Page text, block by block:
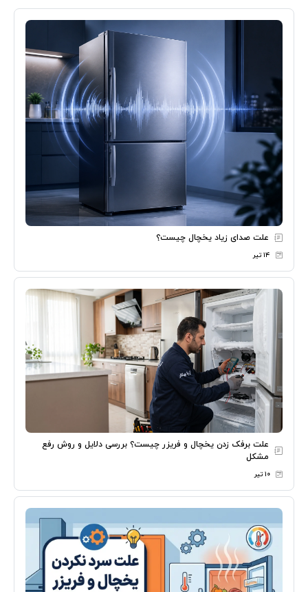
علت صدای زیاد یخچال چیست؟
۱۴ تیر
علت برفک زدن یخچال و فریزر چیست؟ بررسی دلایل و روش رفع
مشکل
۱۰ تیر